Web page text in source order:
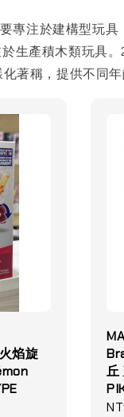
注於建構型玩
生產積木類玩
著稱，提供不同
焰旋
丘